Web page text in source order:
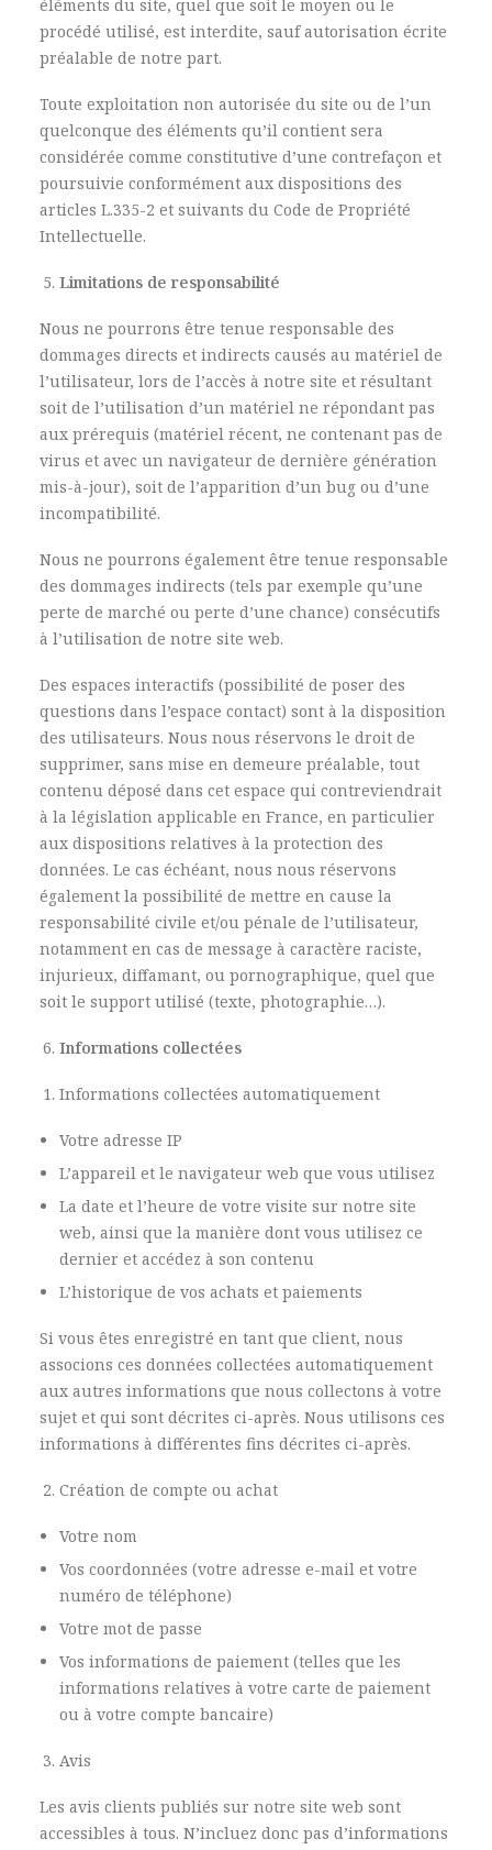
éléments du site, quel que soit le moyen ou le
procédé utilisé, est interdite, sauf autorisation écrite
préalable de notre part.
Toute exploitation non autorisée du site ou de l’un
quelconque des éléments qu’il contient sera
considérée comme constitutive d’une contrefaçon et
poursuivie conformément aux dispositions des
articles L.335-2 et suivants du Code de Propriété
Intellectuelle.
Limitations de responsabilité
Nous ne pourrons être tenue responsable des
dommages directs et indirects causés au matériel de
l’utilisateur, lors de l’accès à notre site et résultant
soit de l’utilisation d’un matériel ne répondant pas
aux prérequis (matériel récent, ne contenant pas de
virus et avec un navigateur de dernière génération
mis-à-jour), soit de l’apparition d’un bug ou d’une
incompatibilité.
Nous ne pourrons également être tenue responsable
des dommages indirects (tels par exemple qu’une
perte de marché ou perte d’une chance) consécutifs
à l’utilisation de notre site web.
Des espaces interactifs (possibilité de poser des
questions dans l’espace contact) sont à la disposition
des utilisateurs. Nous nous réservons le droit de
supprimer, sans mise en demeure préalable, tout
contenu déposé dans cet espace qui contreviendrait
à la législation applicable en France, en particulier
aux dispositions relatives à la protection des
données. Le cas échéant, nous nous réservons
également la possibilité de mettre en cause la
responsabilité civile et/ou pénale de l’utilisateur,
notamment en cas de message à caractère raciste,
injurieux, diffamant, ou pornographique, quel que
soit le support utilisé (texte, photographie…).
Informations collectées
Informations collectées automatiquement
Votre adresse IP
L’appareil et le navigateur web que vous utilisez
La date et l’heure de votre visite sur notre site
web, ainsi que la manière dont vous utilisez ce
dernier et accédez à son contenu
L’historique de vos achats et paiements
Si vous êtes enregistré en tant que client, nous
associons ces données collectées automatiquement
aux autres informations que nous collectons à votre
sujet et qui sont décrites ci-après. Nous utilisons ces
informations à différentes fins décrites ci-après.
Création de compte ou achat
Votre nom
Vos coordonnées (votre adresse e-mail et votre
numéro de téléphone)
Votre mot de passe
Vos informations de paiement (telles que les
informations relatives à votre carte de paiement
ou à votre compte bancaire)
Avis
Les avis clients publiés sur notre site web sont
accessibles à tous. N’incluez donc pas d’informations